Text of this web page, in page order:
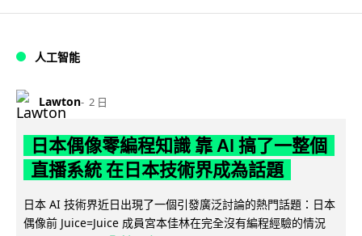
人工智能
Lawton 2 日
日本偶像零編程知識 靠 AI 搞了一整個
直播系統 在日本技術界成為話題
日本 AI 技術界近日出現了一個引發廣泛討論的熱門話題：日本
偶像前 Juice=Juice 成員宮本佳林在完全沒有編程經驗的情況